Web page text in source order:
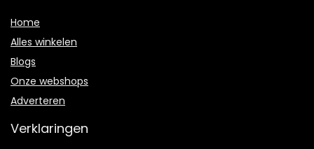
Home
Alles winkelen
Blogs
Onze webshops
Adverteren
Verklaringen